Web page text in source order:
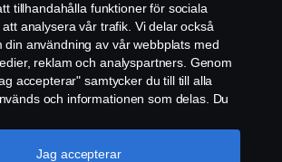
tillhandahålla funktioner för sociala
analysera vår trafik. Vi delar också
din användning av vår webbplats med
reklam och analyspartners. Genom
accepterar" samtycker du till till alla
och informationen som delas. Du
och välja de kategorier du vill
en mer detaljerad förklaring av hur vi
Jag accepterar